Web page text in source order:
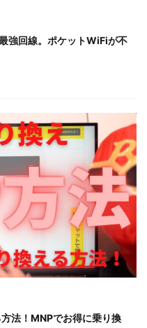
強回線。ポケットWiFiが不
法！MNPでお得に乗り換